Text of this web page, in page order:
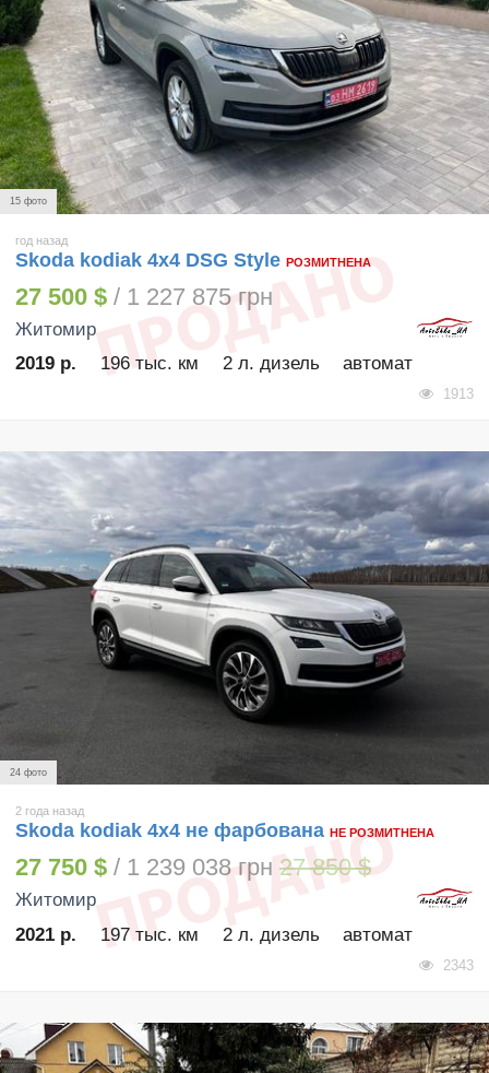
15 фото
год назад
Skoda kodiak 4x4 DSG Style РОЗМИТНЕНА
27 500 $ / 1 227 875 грн
Житомир
2019 р.
196 тыс. км 2 л. дизель автомат
1913
24 фото
2 года назад
Skoda kodiak 4x4 не фарбована НЕ РОЗМИТНЕНА
27 750 $ / 1 239 038 грн 27 850 $
Житомир
2021 р.
197 тыс. км 2 л. дизель автомат
2343